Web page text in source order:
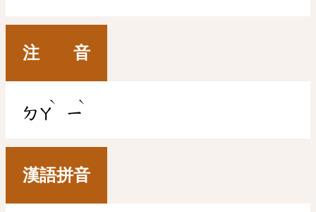
注 音
ㄉㄚ
ˋ
ㄧ
ˋ
漢語拼音